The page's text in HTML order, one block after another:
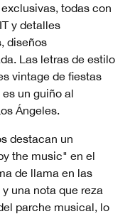
todas con
y detalles
diseños
Las letras de estilo
vintage de fiestas
un guiño al
Ángeles.
destacan un
the music" en el
de llama en las
una nota que reza
parche musical, lo